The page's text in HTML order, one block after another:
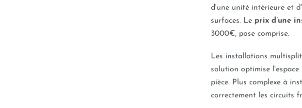
d'une unité intérieure et
surfaces. Le prix d’une
3000€, pose comprise.
Les installations
solution optimise
pièce. Plus complexe à
correctement les circuits